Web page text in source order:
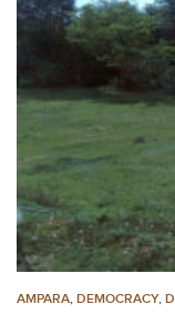
AMPARA, DEMOCRACY,